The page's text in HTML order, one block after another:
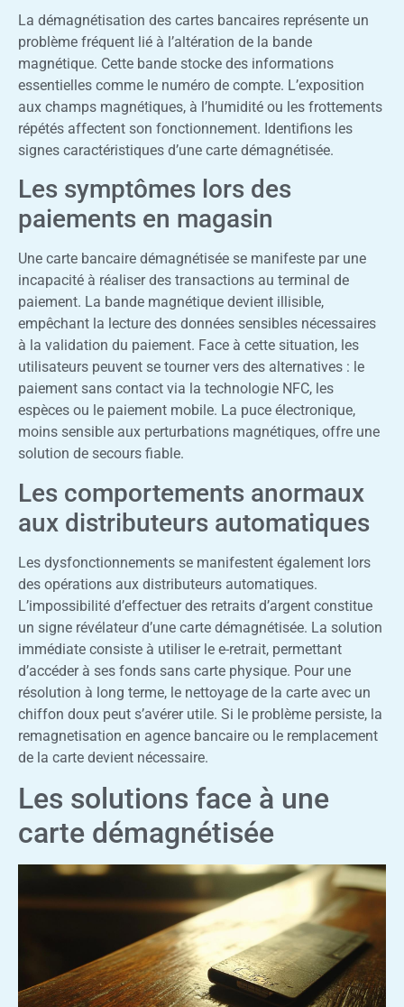
La démagnétisation des cartes bancaires représente un
problème fréquent lié à l’altération de la bande
magnétique. Cette bande stocke des informations
essentielles comme le numéro de compte. L’exposition
aux champs magnétiques, à l’humidité ou les frottements
répétés affectent son fonctionnement. Identifions les
signes caractéristiques d’une carte démagnétisée.
Les symptômes lors des
paiements en magasin
Une carte bancaire démagnétisée se manifeste par une
incapacité à réaliser des transactions au terminal de
paiement. La bande magnétique devient illisible,
empêchant la lecture des données sensibles nécessaires
à la validation du paiement. Face à cette situation, les
utilisateurs peuvent se tourner vers des alternatives : le
paiement sans contact via la technologie NFC, les
espèces ou le paiement mobile. La puce électronique,
moins sensible aux perturbations magnétiques, offre une
solution de secours fiable.
Les comportements anormaux
aux distributeurs automatiques
Les dysfonctionnements se manifestent également lors
des opérations aux distributeurs automatiques.
L’impossibilité d’effectuer des retraits d’argent constitue
un signe révélateur d’une carte démagnétisée. La solution
immédiate consiste à utiliser le e-retrait, permettant
d’accéder à ses fonds sans carte physique. Pour une
résolution à long terme, le nettoyage de la carte avec un
chiffon doux peut s’avérer utile. Si le problème persiste, la
remagnetisation en agence bancaire ou le remplacement
de la carte devient nécessaire.
Les solutions face à une
carte démagnétisée